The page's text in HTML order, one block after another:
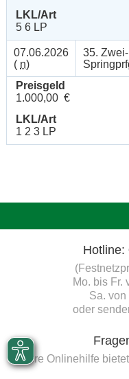
LKL/Art
5 6 LP
07.06.2026
( n)
35.
Preisgeld
1.000,00 €
LKL/Art
1 2 3 LP
Hotline:
Mo. bis Fr.
Sa.
oder
Unsere Onlinehilfe